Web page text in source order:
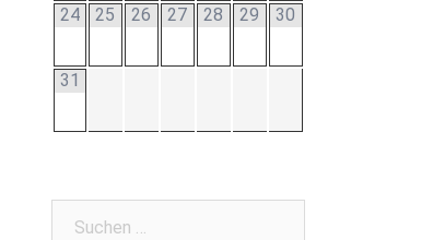
24 25 26 27 28 29 30
31